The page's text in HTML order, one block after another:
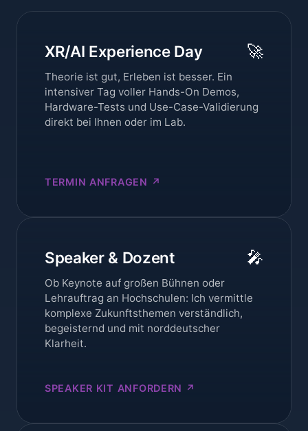
XR/AI Experience Day 🚀
Theorie ist gut, Erleben ist besser. Ein
intensiver Tag voller Hands-On Demos,
Hardware-Tests und Use-Case-Validierung
direkt bei Ihnen oder im Lab.
TERMIN ANFRAGEN ↗
Speaker & Dozent 🎤
Ob Keynote auf großen Bühnen oder
Lehrauftrag an Hochschulen: Ich vermittle
komplexe Zukunftsthemen verständlich,
begeisternd und mit norddeutscher
Klarheit.
SPEAKER KIT ANFORDERN ↗